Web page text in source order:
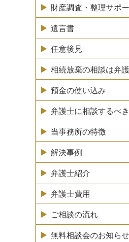
財産調査・整理サポ
遺言書
任意後見
相続放棄の相談は弁
預金の使い込み
弁護士に相談するべ
当事務所の特徴
解決事例
弁護士紹介
弁護士費用
ご相談の流れ
無料相談会のお知らせ